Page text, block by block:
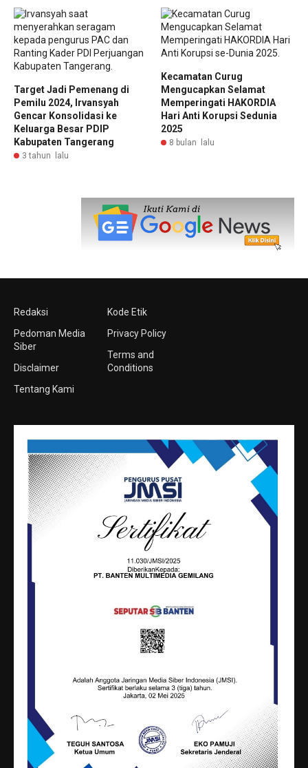
Target Jadi Pemenang di
Pemilu 2024, Irvansyah
Gencar Konsolidasi ke
Keluarga Besar PDIP
Kabupaten Tangerang
3 tahun lalu
Kecamatan Curug
Mengucapkan Selamat
Memperingati HAKORDIA
Hari Anti Korupsi Sedunia
2025
8 bulan lalu
Redaksi
Pedoman Media
Siber
Disclaimer
Tentang Kami
Kode Etik
Privacy Policy
Terms and
Conditions